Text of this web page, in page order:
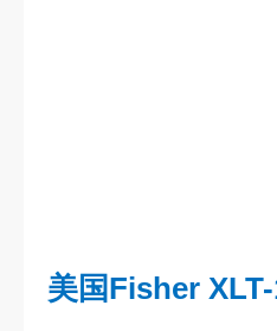
美国Fisher